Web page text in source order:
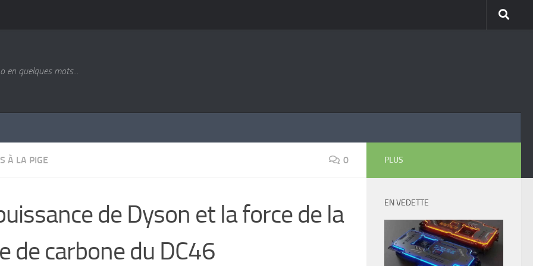
en quelques mots...
À LA PIGE 0
de Dyson et la force de la
de carbone du DC46
PLUS
EN VEDETTE